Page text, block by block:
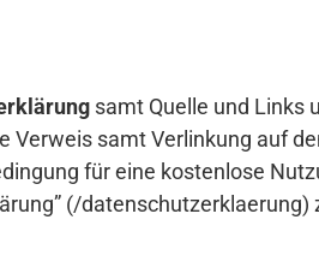
samt Quelle und Links
samt Verlinkung auf
für eine kostenlose
(/